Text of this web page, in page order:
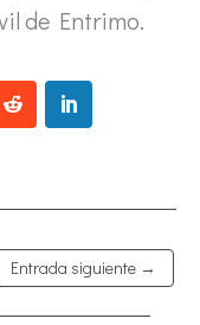
de Entrimo.
Entrada siguiente →